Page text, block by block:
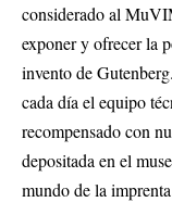
considerado al
exponer y ofrecer la
invento de
cada día el equipo
recompensado con
depositada en el
mundo de la